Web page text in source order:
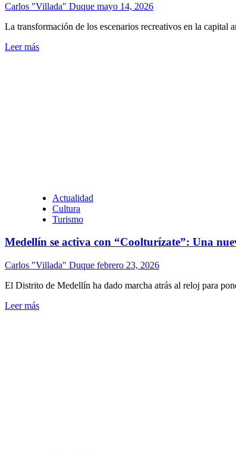
Carlos "Villada" Duque mayo 14, 2026
La transformación de los escenarios recreativos en la
Leer más
Actualidad
Cultura
Turismo
Medellín se activa con “Coolturízate”: Una
Carlos "Villada" Duque febrero 23, 2026
El Distrito de Medellín ha dado marcha atrás al reloj para
Leer más